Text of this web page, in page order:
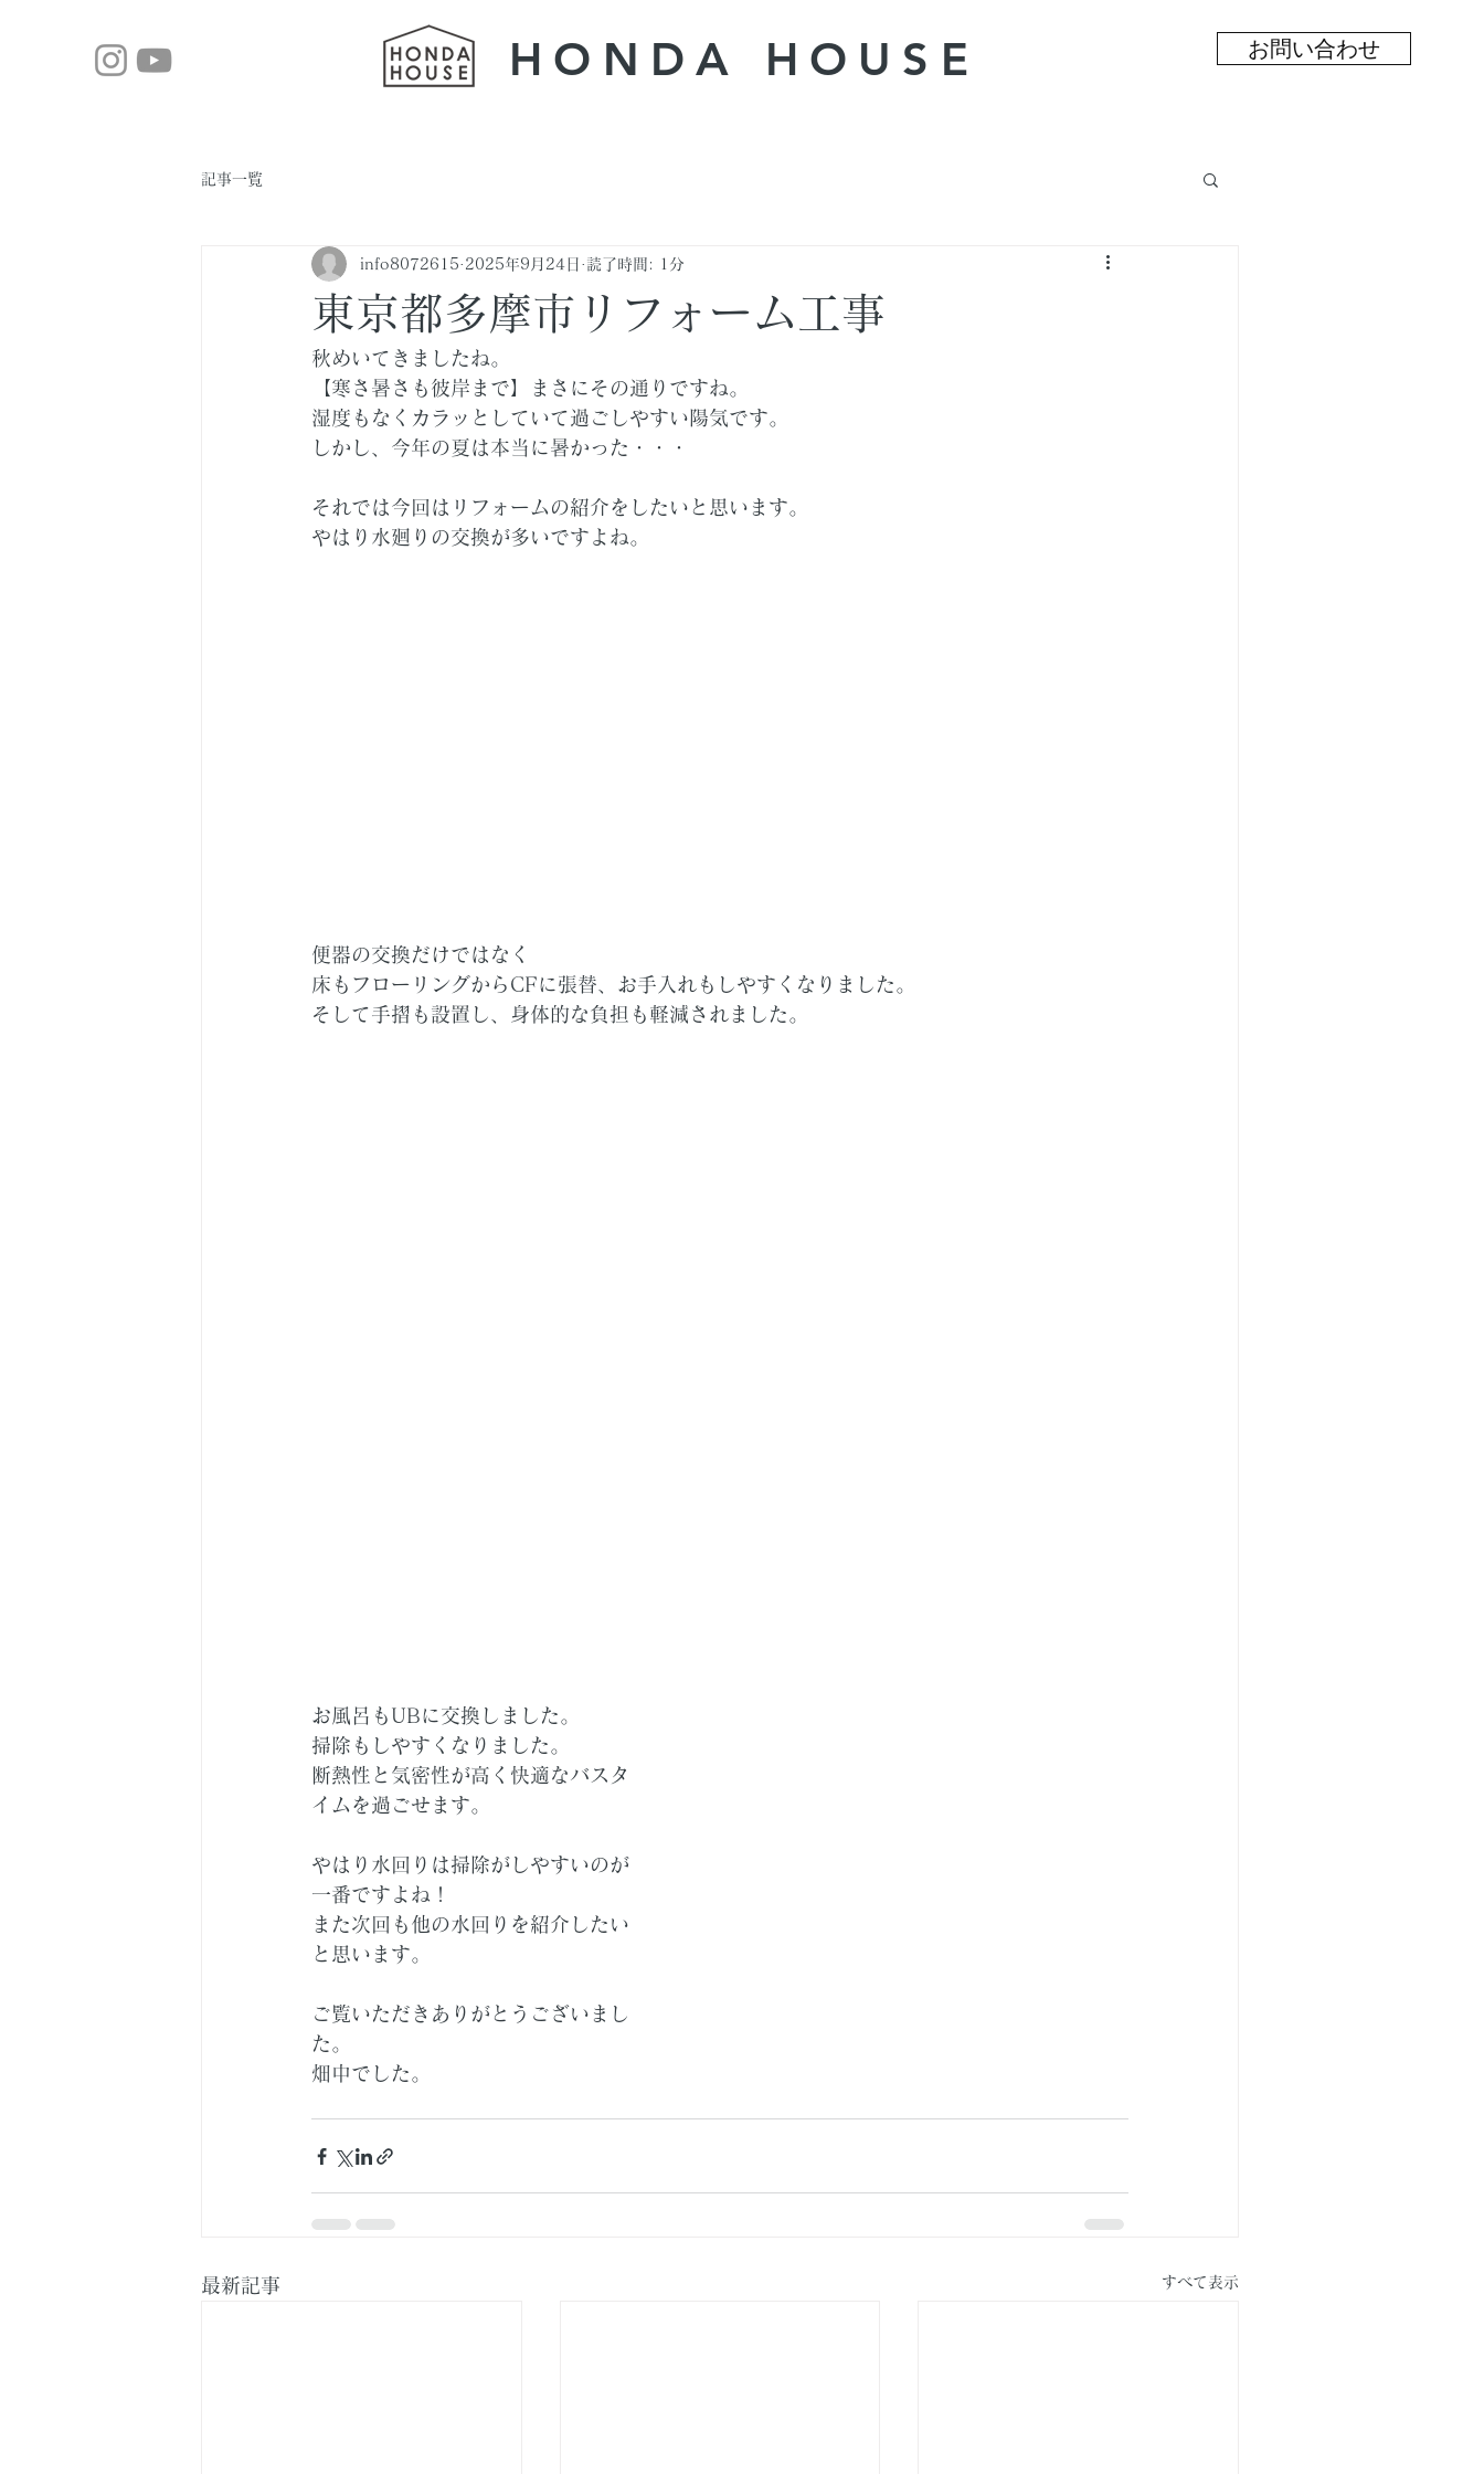
HONDA ​HOUSE お問い合わせ
記事一覧
東京都多摩市リフォーム工事
info8072615 2025年9月24日 読了時間: 1分
秋めいてきましたね。
【寒さ暑さも彼岸まで】まさにその通りですね。
湿度もなくカラッとしていて過ごしやすい陽気です。
しかし、今年の夏は本当に暑かった・・・
それでは今回はリフォームの紹介をしたいと思います。
やはり水廻りの交換が多いですよね。
便器の交換だけではなく
床もフローリングからCFに張替、お手入れもしやすくなりました。
そして手摺も設置し、身体的な負担も軽減されました。
お風呂もUBに交換しました。
掃除もしやすくなりました。
断熱性と気密性が高く快適なバスタ
イムを過ごせます。
やはり水回りは掃除がしやすいのが
一番ですよね！
また次回も他の水回りを紹介したい
と思います。
ご覧いただきありがとうございまし
た。
畑中でした。
最新記事 すべて表示